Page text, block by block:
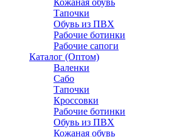
Кожаная обувь
Тапочки
Обувь из ПВХ
Рабочие ботинки
Рабочие сапоги
Каталог (Оптом)
Валенки
Сабо
Тапочки
Кроссовки
Рабочие ботинки
Обувь из ПВХ
Кожаная обувь